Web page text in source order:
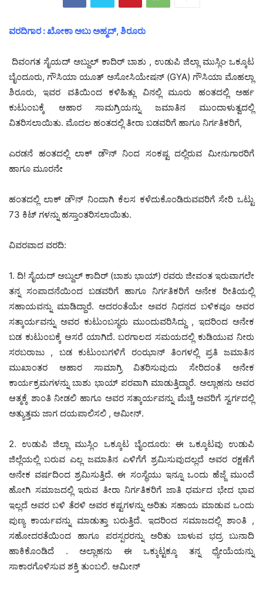
ವರದಿಗಾರ : ಖೋಕಾ ಅಬು ಅಹ್ಮದ್, ಶಿರೂರು
ದಿವಂಗತ ಸೈಯದ್ ಅಬ್ದುಲ್ ಕಾದಿರ್ ಬಾಶು , ಉಡುಪಿ ಜಿಲ್ಲಾ ಮುಸ್ಲಿಂ ಒಕ್ಕೂಟ
ಬೈಂದೂರು, ಗೌಸಿಯಾ ಯೂತ್ ಅಸೋಸಿಯೇಷನ್ (GYA) ಗೌಸಿಯಾ ಮೊಹಲ್ಲಾ
ಶಿರೂರು, ಇವರ ವತಿಯಿಂದ ಕಳಿಹಿತ್ಲು ವಿನಲ್ಲಿ ಮೂರು ಹಂತದಲ್ಲಿ ಅರ್ಹ
ಕುಟುಂಬಕ್ಕೆ ಆಹಾರ ಸಾಮಗ್ರಿಯನ್ನು ಜಮಾತಿನ ಮುಂದಾಳುತ್ವದಲ್ಲಿ
ವಿತರಿಸಲಾಯಿತು. ಮೊದಲ ಹಂತದಲ್ಲಿ ತೀರಾ ಬಡವರಿಗೆ ಹಾಗೂ ನಿರ್ಗತಿಕರಿಗೆ,
ಎರಡನೆ ಹಂತದಲ್ಲಿ ಲಾಕ್ ಡೌನ್ ನಿಂದ ಸಂಕಷ್ಟ ದಲ್ಲಿರುವ ಮೀನುಗಾರರಿಗೆ
ಹಾಗೂ ಮೂರನೇ
ಹಂತದಲ್ಲಿ ಲಾಕ್ ಡೌನ್ ನಿಂದಾಗಿ ಕೆಲಸ ಕಳೆದುಕೊಂಡಿರುವವರಿಗೆ ಸೇರಿ ಒಟ್ಟು
73 ಕಿಟ್ ಗಳನ್ನು ಹಸ್ತಾಂತರಿಸಲಾಯಿತು.
ವಿವರವಾದ ವರದಿ:
‌1. ದಿ! ಸೈಯದ್ ಅಬ್ದುಲ್ ಕಾದಿರ್ (ಬಾಶು ಭಾಯ್) ರವರು ಜೀವಂತ ಇರುವಾಗಲೇ
ತನ್ನ ಸಂಪಾದನೆಯಿಂದ ಬಡವರಿಗೆ ಹಾಗೂ ನಿರ್ಗತಿಕರಿಗೆ ಅನೇಕ ರೀತಿಯಲ್ಲಿ
ಸಹಾಯವನ್ನು ಮಾಡಿದ್ದಾರೆ. ಅದರಂತೆಯೇ ಅವರ ನಿಧನದ ಬಳಿಕವೂ ಅವರ
ಸತ್ಕಾರ್ಯವನ್ನು ಅವರ ಕುಟುಂಬಸ್ಥರು ಮುಂದುವರಿಸಿದ್ದು , ಇದರಿಂದ ಅನೇಕ
ಬಡ ಕುಟುಂಬಕ್ಕೆ ಆಸರೆ ಯಾಗಿದೆ. ಬರಗಾಲದ ಸಮಯದಲ್ಲಿ ಕುಡಿಯುವ ನೀರು
ಸರಬರಾಜು , ಬಡ ಕುಟುಂಬಗಳಿಗೆ ರಂಝಾನ್ ತಿಂಗಳಲ್ಲಿ ಪ್ರತಿ ಜಮಾತಿನ
ಮುಖಾಂತರ ಆಹಾರ ಸಾಮಾಗ್ರಿ ವಿತರಿಸುವುದು ಸೇರಿದಂತೆ ಅನೇಕ
ಕಾರ್ಯಕ್ರಮಗಳನ್ನು ಬಾಶು ಭಾಯ್ ಪರವಾಗಿ ಮಾಡುತ್ತಿದ್ದಾರೆ. ಅಲ್ಲಾಹನು ಅವರ
ಆತ್ಮಕ್ಕೆ ಶಾಂತಿ ನೀಡಲಿ ಹಾಗೂ ಅವರ ಸತ್ಕಾರ್ಯವನ್ನು ಮೆಚ್ಚಿ ಅವರಿಗೆ ಸ್ವರ್ಗದಲ್ಲಿ
ಅತ್ಯುತ್ತಮ ಜಾಗ ದಯಪಾಲಿಸಲಿ , ಆಮೀನ್.
‌2. ಉಡುಪಿ ಜಿಲ್ಲಾ ಮುಸ್ಲಿಂ ಒಕ್ಕೂಟ ಬೈಂದೂರು: ಈ ಒಕ್ಕೂಟವು ಉಡುಪಿ
ಜಿಲ್ಲೆಯಲ್ಲಿ ಬರುವ ಎಲ್ಲ ಜಮಾತಿನ ಎಳಿಗೆಗೆ ಶ್ರಮಿಸುವುದಲ್ಲದೆ ಅವರ ರಕ್ಷಣೆಗೆ
ಅನೇಕ ವರ್ಷದಿಂದ ಶ್ರಮಿಸುತ್ತಿದೆ. ಈ ಸಂಸ್ಥೆಯು ಇನ್ನೂ ಒಂದು ಹೆಜ್ಜೆ ಮುಂದೆ
ಹೋಗಿ ಸಮಾಜದಲ್ಲಿ ಇರುವ ತೀರಾ ನಿರ್ಗತಿಕರಿಗೆ ಜಾತಿ ಧರ್ಮದ ಭೇದ ಭಾವ
ಇಲ್ಲದೆ ಅವರ ಬಳಿ ತೆರಳಿ ಅವರ ಕಷ್ಟಗಳನ್ನು ಅರಿತು ಸಹಾಯ ಮಾಡುವ ಒಂದು
ಪುಣ್ಯ ಕಾರ್ಯವನ್ನು ಮಾಡುತ್ತಾ ಬರುತ್ತಿದೆ. ಇದರಿಂದ ಸಮಾಜದಲ್ಲಿ ಶಾಂತಿ ,
ಸಹೋದರತೆಯಿಂದ ಹಾಗೂ ಪರಸ್ಪರರನ್ನು ಅರಿತು ಬಾಳುವ ಭದ್ರ ಬುನಾದಿ
ಹಾಕಿಕೊಂಡಿದೆ . ಅಲ್ಲಾಹನು ಈ ಒಕ್ಕುಟ್ಟಕ್ಕೂ ತನ್ನ ಧ್ಯೇಯೆಯನ್ನು
ಸಾಕಾರಗೊಳಿಸುವ ಶಕ್ತಿ ತುಂಬಲಿ. ಆಮೀನ್